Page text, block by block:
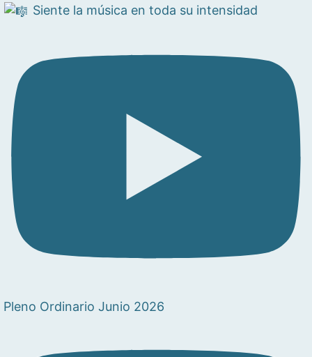
Siente la música en toda su intensidad
Pleno Ordinario Junio 2026